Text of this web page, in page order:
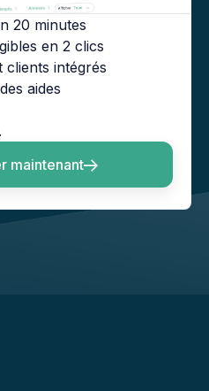
20 minutes
en 2 clics
clients intégrés
aides
maintenant